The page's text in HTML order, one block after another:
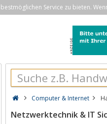
Service zu bieten.
Computer & Internet
Netzwerktechnik & IT